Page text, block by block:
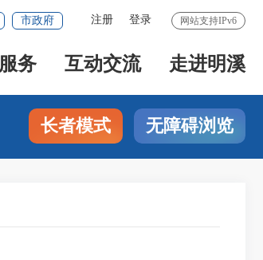
网站支持IPv6
注册 登录
市政府
务 互动交流 走进明溪
长者模式 无障碍浏览